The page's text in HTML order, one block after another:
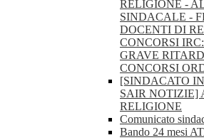
RELIGIONE -
SINDACALE -
DOCENTI DI
CONCORSI
GRAVE
CONCORSI
[SINDACATO
SAIR NOTIZIE]
RELIGIONE
Comunicato
Bando 24 mesi